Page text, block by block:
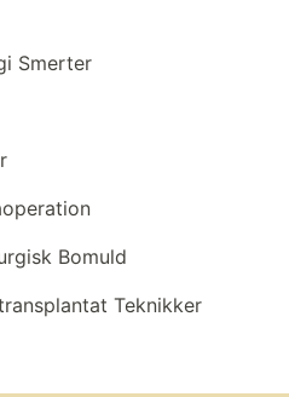
Smerter
Bomuld
Teknikker